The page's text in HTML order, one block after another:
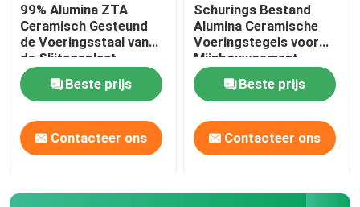
99% Alumina ZTA
Ceramisch Gesteund
de Voeringsstaal van
de Slijtageplaat
Beste prijs
Contacteer ons
Schurings Bestand
Alumina Ceramische
Voeringstegels voor
Mijnbouwcement
Beste prijs
Contacteer ons